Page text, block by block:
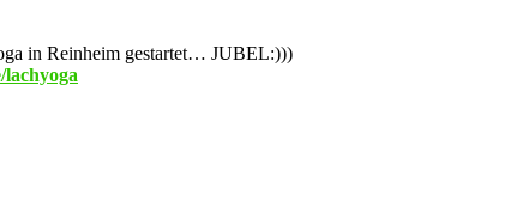
in Reinheim gestartet… JUBEL:)))